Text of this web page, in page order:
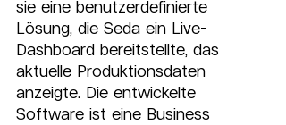
sie eine benutzerdefinierte
Lösung, die Seda ein Live-
Dashboard bereitstellte, das
aktuelle Produktionsdaten
anzeigte. Die entwickelte
Software ist eine Business